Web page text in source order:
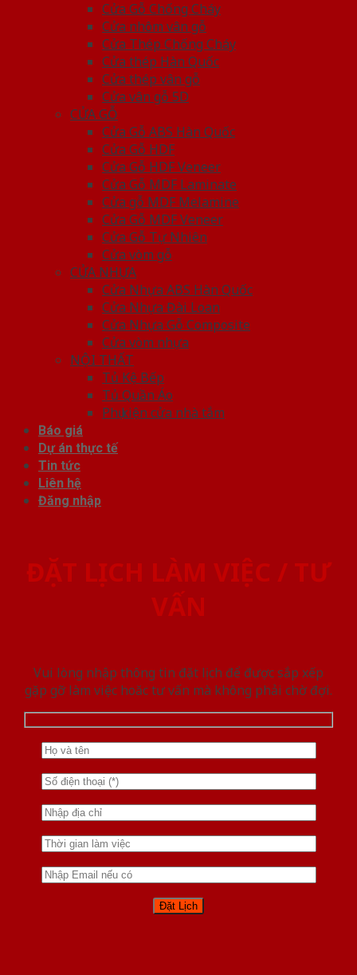
Cửa Gỗ Chống Cháy
Cửa nhôm vân gỗ
Cửa Thép Chống Cháy
Cửa thép Hàn Quốc
Cửa thép vân gỗ
Cửa vân gỗ 5D
CỬA GỖ
Cửa Gỗ ABS Hàn Quốc
Cửa Gỗ HDF
Cửa Gỗ HDF Veneer
Cửa Gỗ MDF Laminate
Cửa gỗ MDF Melamine
Cửa Gỗ MDF Veneer
Cửa Gỗ Tự Nhiên
Cửa vòm gỗ
CỬA NHỰA
Cửa Nhựa ABS Hàn Quốc
Cửa Nhựa Đài Loan
Cửa Nhựa Gỗ Composite
Cửa vòm nhựa
NỘI THẤT
Tủ Kệ Bếp
Tủ Quần Áo
Phụ kiện cửa nhà tắm
Báo giá
Dự án thực tế
Tin tức
Liên hệ
Đăng nhập
ĐẶT LỊCH LÀM VIỆC / TƯ
VẤN
Vui lòng nhập thông tin đặt lịch để được sắp xếp
gặp gỡ làm việc hoăc tư vấn mà không phải chờ đợi.